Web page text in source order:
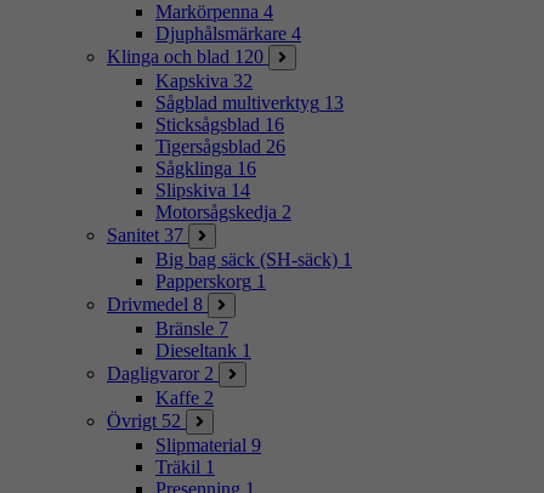
Markörpenna 4
Djuphålsmärkare 4
Klinga och blad 120
Kapskiva 32
Sågblad multiverktyg 13
Sticksågsblad 16
Tigersågsblad 26
Sågklinga 16
Slipskiva 14
Motorsågskedja 2
Sanitet 37
Big bag säck (SH-säck) 1
Papperskorg 1
Drivmedel 8
Bränsle 7
Dieseltank 1
Dagligvaror 2
Kaffe 2
Övrigt 52
Slipmaterial 9
Träkil 1
Presenning 1